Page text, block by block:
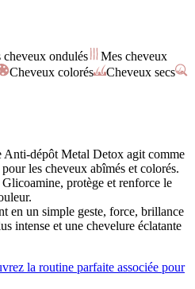
cheveux ondulés
Mes cheveux
Cheveux colorés
Cheveux secs
Anti-dépôt Metal Detox agit comme
les cheveux abîmés et colorés.
protège et renforce le
en un simple geste, force, brillance
intense et une chevelure éclatante
la routine parfaite associée pour